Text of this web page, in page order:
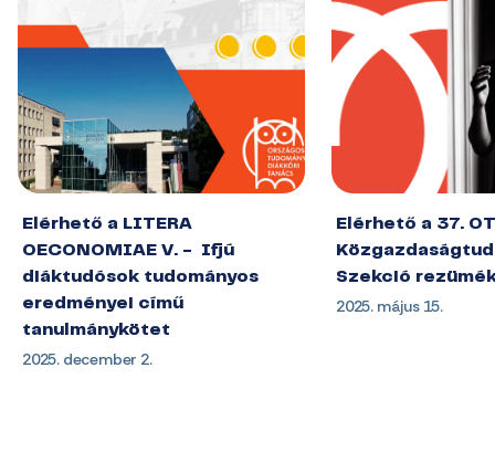
Elérhető a LITERA
OECONOMIAE V. - Ifjú
diáktudósok tudományos
eredményei című
tanulmánykötet
2025. december 2.
Elérhető a 37.
Szekció
2025. május 15.